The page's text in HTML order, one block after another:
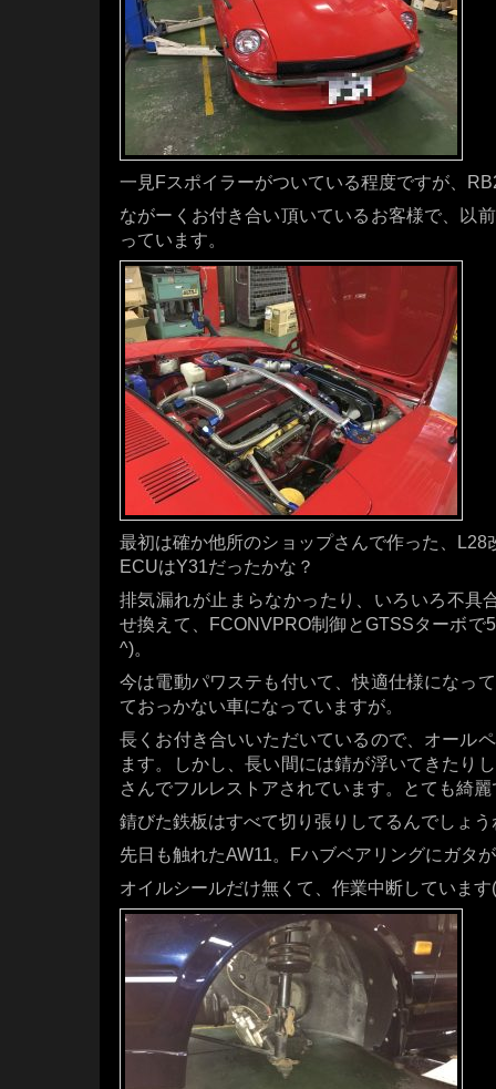
一見Fスポイラーがついている程度ですが、
ながーくお付き合い頂いているお客様で、以
っています。
最初は確か他所のショップさんで作った、
ECUはY31だったかな？
排気漏れが止まらなかったり、いろいろ不具
せ換えて、FCONVPRO制御とGTSSターボで
^)。
今は電動パワステも付いて、快適仕様になっ
ておっかない車になっていますが。
長くお付き合いいただいているので、オール
ます。しかし、長い間には錆が浮いてきたり
さんでフルレストアされています。とても綺
錆びた鉄板はすべて切り張りしてるんでしょ
先日も触れたAW11。Fハブベアリングにガタ
オイルシールだけ無くて、作業中断していま